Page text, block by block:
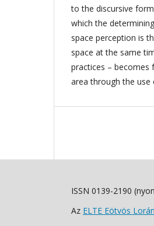
to the discursive
which the
space perception is
space at the same
practices – becomes
area through the use
ISSN 0139-2190
Az ELTE Eötvös